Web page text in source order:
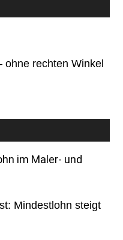
rechten Winkel
Mindestlohn steigt